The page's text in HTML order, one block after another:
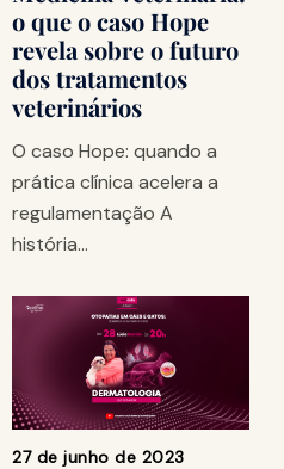
o que o caso Hope
revela sobre o futuro
dos tratamentos
veterinários
O caso Hope: quando a
prática clínica acelera a
regulamentação A
história…
27 de junho de 2023